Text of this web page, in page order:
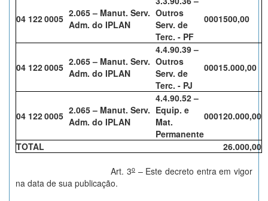
04 1220005 2.065 – Manut. Serv.
Adm. do IPLAN
Outros
Serv. de
Terc. - PF
0001500,00
04 1220005 2.065 – Manut. Serv.
Adm. do IPLAN
4.4.90.39 –
Outros
Serv. de
Terc. - PJ
00015.000,00
04 1220005 2.065 – Manut. Serv.
Adm. do IPLAN
4.4.90.52 –
Equip. e
Mat.
Permanente
000120.000,00
TOTAL 26.000,00
Art. 3o – Este decreto entra em vigor
na data de sua publicação.